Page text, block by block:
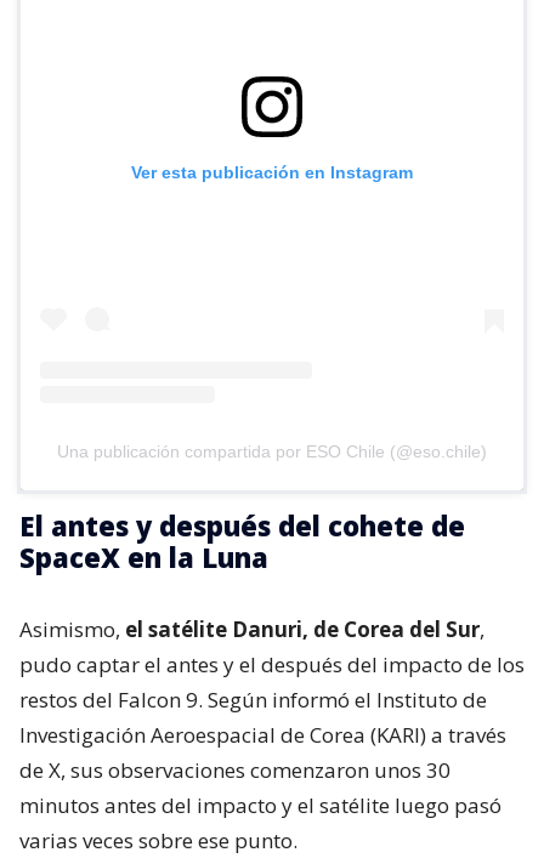
Ver esta publicación en Instagram
Una publicación compartida por ESO Chile (@eso.chile)
El antes y después del cohete de
SpaceX en la Luna
Asimismo, el satélite Danuri, de Corea del Sur,
pudo captar el antes y el después del impacto de los
restos del Falcon 9. Según informó el Instituto de
Investigación Aeroespacial de Corea (KARI) a través
de X, sus observaciones comenzaron unos 30
minutos antes del impacto y el satélite luego pasó
varias veces sobre ese punto.